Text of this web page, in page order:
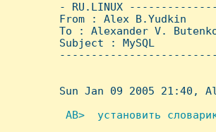
- RU.LINUX
From : Alex B.Yudkin
To : Alexander V.
Subject : MySQL
Sun Jan 09 2005 21:40,
AB>  установить